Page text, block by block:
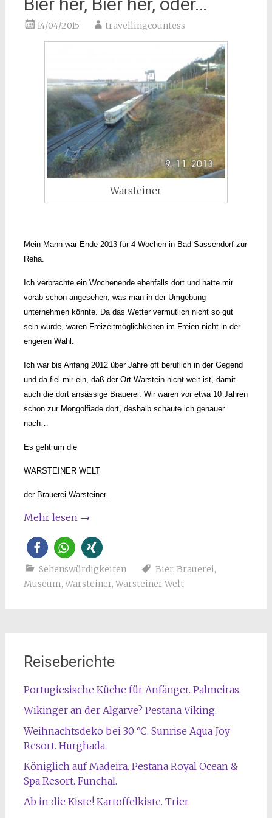
14/04/2015 travellingcountess
Warsteiner
Mein Mann war Ende 2013 für 4 Wochen in Bad Sassendorf zur
Reha.
Ich verbrachte ein Wochenende ebenfalls dort und hatte mir
vorab schon angesehen, was man in der Umgebung
unternehmen könnte. Da das Wetter vermutlich nicht so gut
sein würde, waren Freizeitmöglichkeiten im Freien nicht in der
engeren Wahl.
Ich war bis Anfang 2012 über Jahre oft beruflich in der Gegend
und da fiel mir ein, daß der Ort Warstein nicht weit ist, damit
auch die dort ansässige Brauerei. Wir waren vor etwa 10 Jahren
schon zur Mongolfiade dort, deshalb schaute ich genauer
nach…
Es geht um die
WARSTEINER WELT
der Brauerei Warsteiner.
Mehr lesen →
Sehenswürdigkeiten Bier, Brauerei,
Museum, Warsteiner, Warsteiner Welt
Reiseberichte
Portugiesische Küche für Anfänger. Palmeiras.
Wikinger an der Algarve? Pestana Viking.
Weihnachtsdeko bei 30 °C. Sunrise Aqua Joy
Resort. Hurghada.
Königlich auf Madeira. Pestana Royal Ocean &
Spa Resort. Funchal.
Ab in die Kiste! Kartoffelkiste. Trier.